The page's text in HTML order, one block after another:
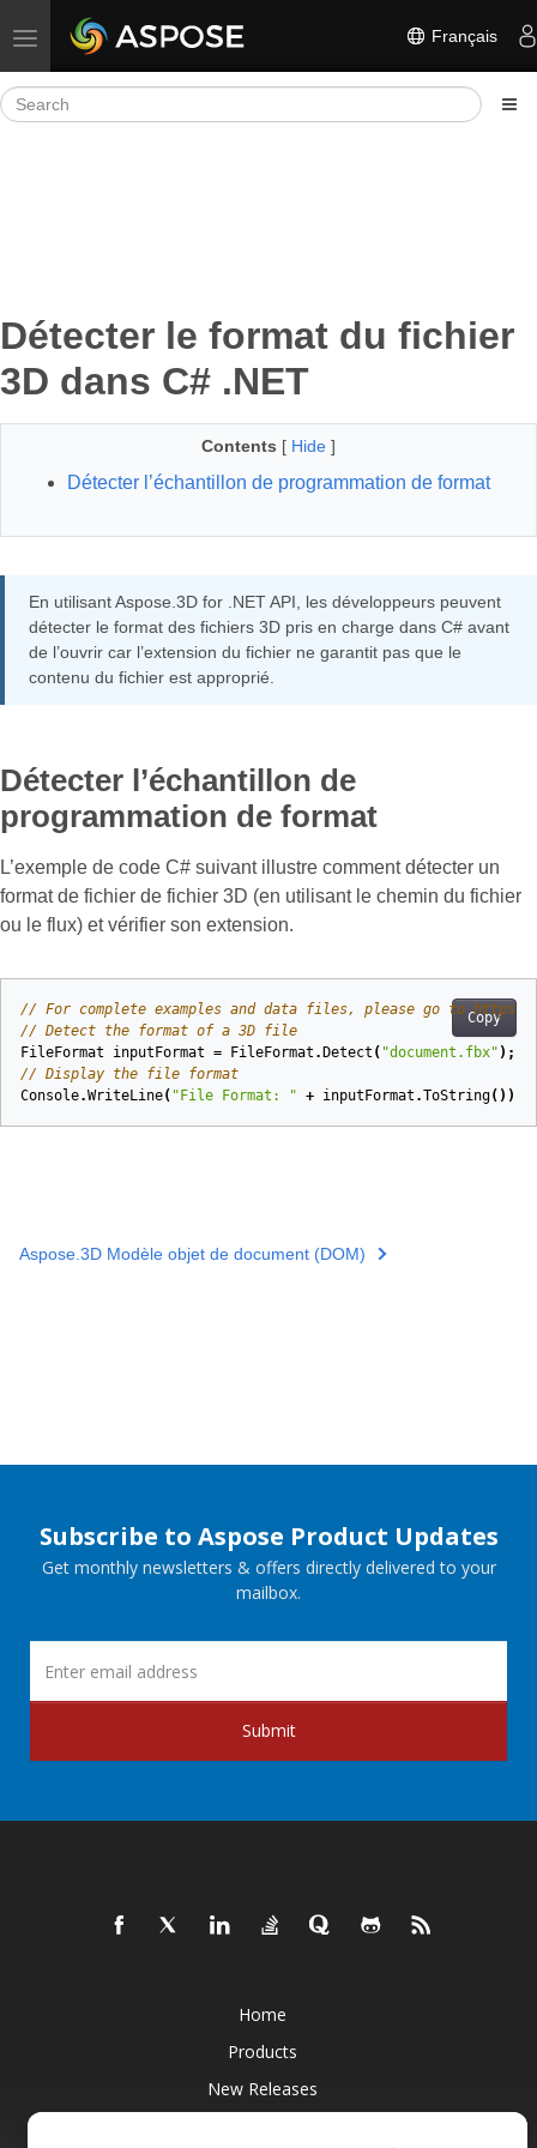
Toggle navigation Français
Détecter le format du fichier
3D dans C# .NET
Contents [ Hide ]
Détecter l’échantillon de programmation de format
En utilisant Aspose.3D for .NET API, les développeurs peuvent
détecter le format des fichiers 3D pris en charge dans C# avant
de l’ouvrir car l’extension du fichier ne garantit pas que le
contenu du fichier est approprié.
Détecter l’échantillon de
programmation de format
L’exemple de code C# suivant illustre comment détecter un
format de fichier de fichier 3D (en utilisant le chemin du fichier
ou le flux) et vérifier son extension.
Copy
// For complete examples and data files, please go to https://
// Detect the format of a 3D file
FileFormat
inputFormat = FileFormat .Detect ( "document.fbx" );
// Display the file format
Console.WriteLine( "File Format: " + inputFormat .ToString());
Aspose.3D Modèle objet de document (DOM)
Subscribe to Aspose Product Updates
Get monthly newsletters & offers directly delivered to your
mailbox.
Submit
Home
Products
New Releases